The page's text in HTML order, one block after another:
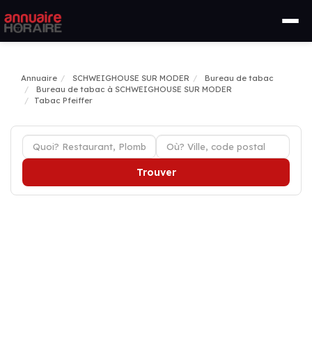
Annuaire SCHWEIGHOUSE SUR MODER
Bureau de tabac
Bureau de tabac à SCHWEIGHOUSE SUR MODER
Tabac Pfeiffer
Trouver